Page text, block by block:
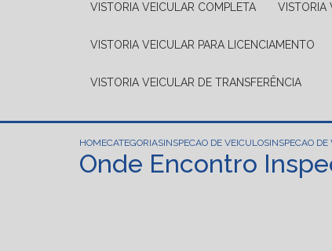
VISTORIA VEICULAR COMPLETA
VISTORIA VEICULAR PARA LICENCIAMENTO
VISTORIA VEICULAR DE TRANSFERÊNCIA
HOMECATEGORIASINSPECAO DE VEICULOSINSPECAO
Onde Encontro